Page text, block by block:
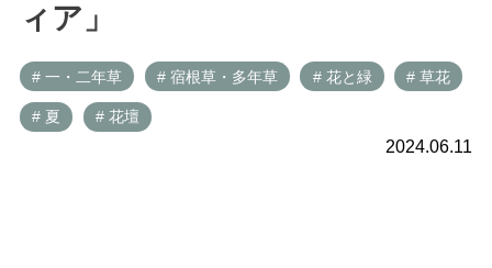
ィア」
# 一・二年草 # 宿根草・多年草 # 花と緑 # 草花
# 夏 # 花壇
2024.06.11